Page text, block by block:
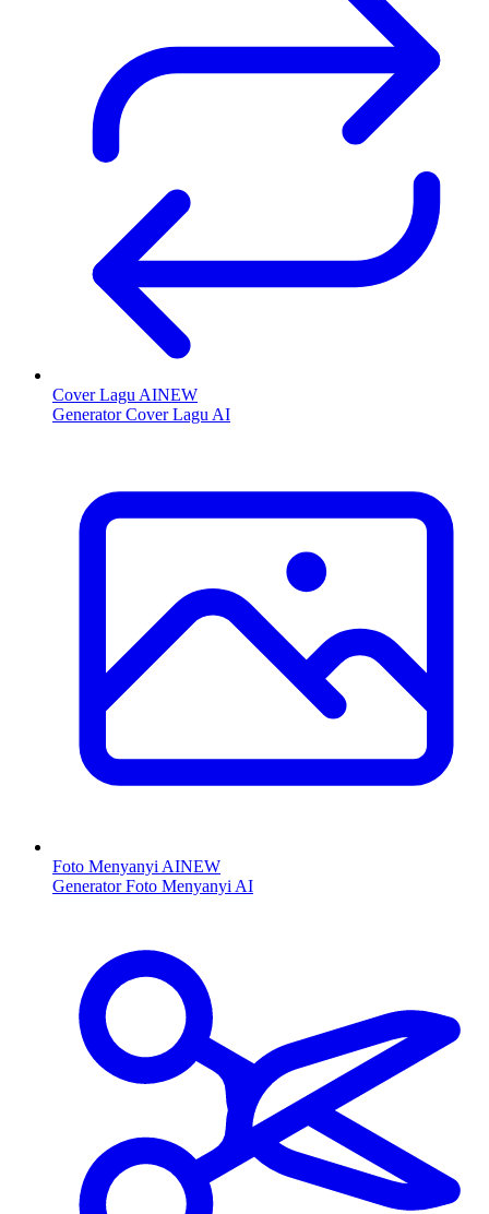
Cover Lagu AINEW
Generator Cover Lagu AI
Foto Menyanyi AINEW
Generator Foto Menyanyi AI